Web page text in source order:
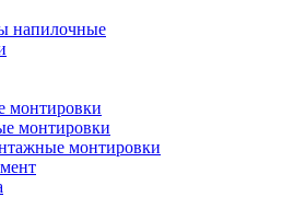
напилочные
монтировки
монтировки
монтировки